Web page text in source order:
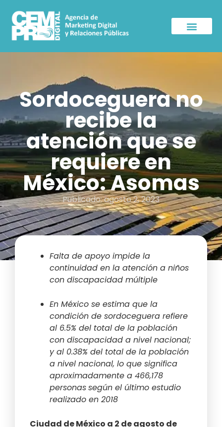
Sordoceguera no
recibe la
atención que se
requiere en
México: Asomas
Publicado:agosto 2, 2023
Falta de apoyo impide la
continuidad en la atención a niños
con discapacidad múltiple
En México se estima que la
condición de sordoceguera refiere
al 6.5% del total de la población
con discapacidad a nivel nacional;
y al 0.38% del total de la población
a nivel nacional, lo que significa
aproximadamente a 466,178
personassegún el último estudio
realizado en 2018
Ciudad de México a 2 de agosto de